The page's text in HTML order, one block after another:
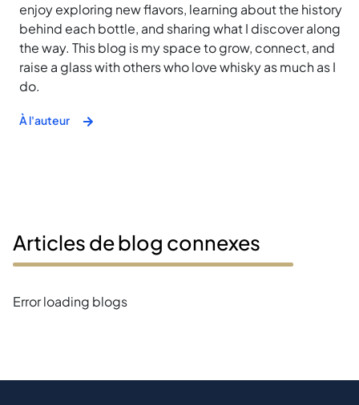
enjoy exploring new flavors, learning about the history
behind each bottle, and sharing what I discover along
the way. This blog is my space to grow, connect, and
raise a glass with others who love whisky as much as I
do.
À l'auteur
Articles de blog connexes
Error loading blogs